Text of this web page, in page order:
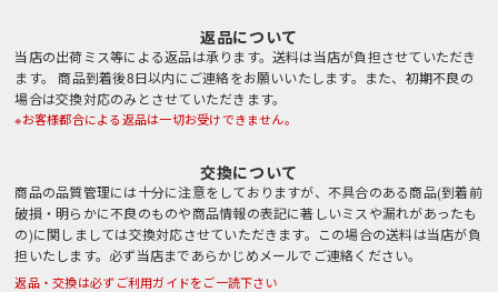
返品について
当店の出荷ミス等による返品は承ります。送料は当店が負担させていただき
ます。 商品到着後8日以内にご連絡をお願いいたします。また、初期不良の
場合は交換対応のみとさせていただきます。
※お客様都合による返品は一切お受けできません。
交換について
商品の品質管理には十分に注意をしておりますが、不具合のある商品(到着前
破損・明らかに不良のものや商品情報の表記に著しいミスや漏れがあったも
の)に関しましては交換対応させていただきます。この場合の送料は当店が負
担いたします。必ず当店まであらかじめメールでご連絡ください。
返品・交換は必ずご利用ガイドをご一読下さい